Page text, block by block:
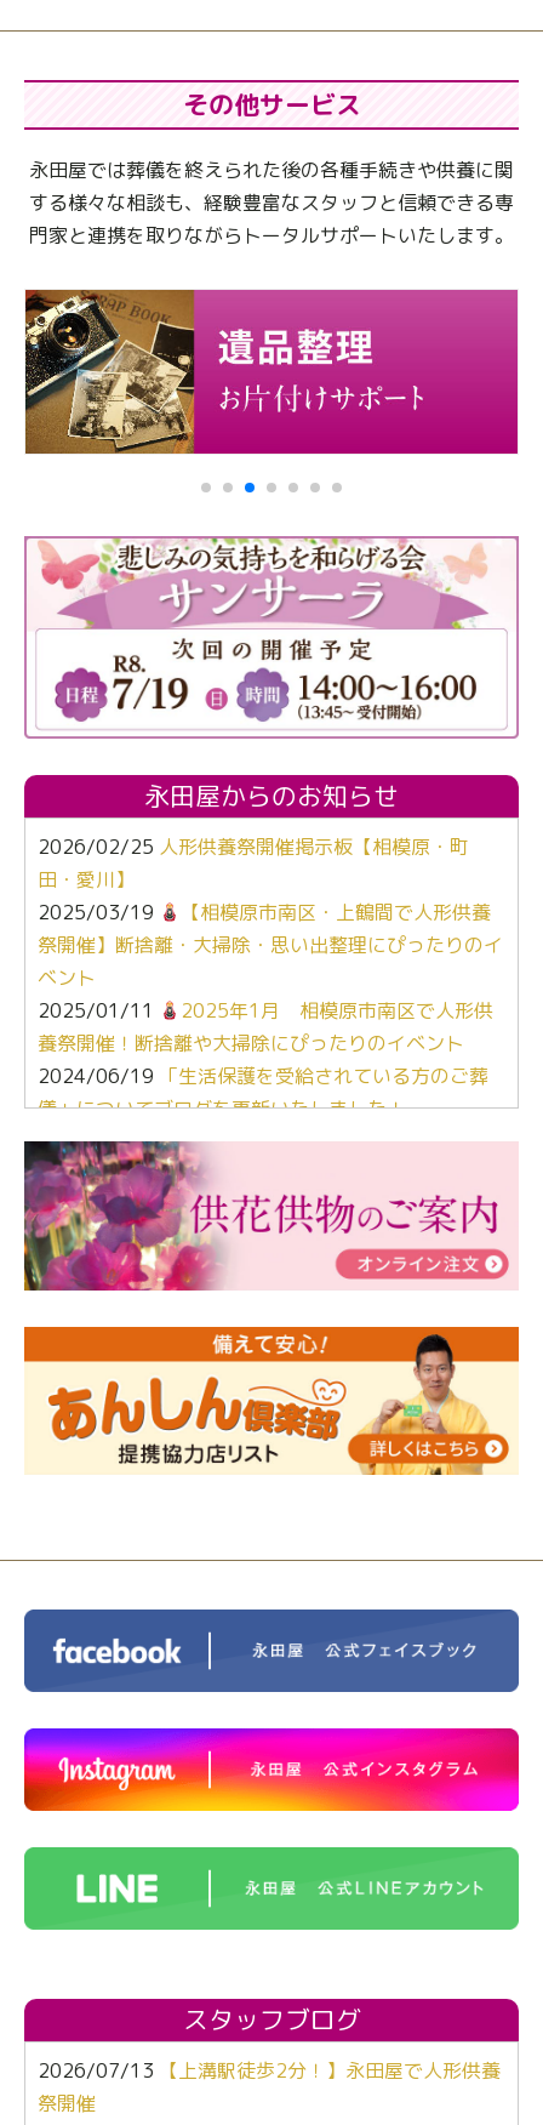
その他サービス
永田屋では葬儀を終えられた後の各種手続きや供養に関
する様々な相談も、 経験豊富なスタッフと信頼できる専
門家と連携を取りながらトータルサポートいたします。
永田屋からのお知らせ
2026/02/25 人形供養祭開催掲示板【相模原・町
田・愛川】
2025/03/19
【相模原市南区・上鶴間で人形供養
祭開催】断捨離・大掃除・思い出整理にぴったりのイ
ベント
2025/01/11
2025年1月 相模原市南区で人形供
養祭開催！断捨離や大掃除にぴったりのイベント
2024/06/19 「生活保護を受給されている方のご葬
儀」についてブログを更新いたしました！
2024/03/06【終活なるほど教室】「マンガで学
ぶ！はじめてのお葬式」小さな家族葬ハウス®町田成
瀬 ご参加ありがとうございました！
2024/01/19令和6年能登半島地震災害の寄付のご報
告
人形供養 寄付のご報告
2023/12/16終活なるほど教室＠小さな家族葬ハウ
ス®上鶴間 エンディングノートを書いてみよう！
2023/11/29 永田屋創業110周年記念式典 レンブラ
ントホテル東京町田
スタッフブログ
2026/07/13
【上溝駅徒歩2分！】永田屋で人形供養
祭開催